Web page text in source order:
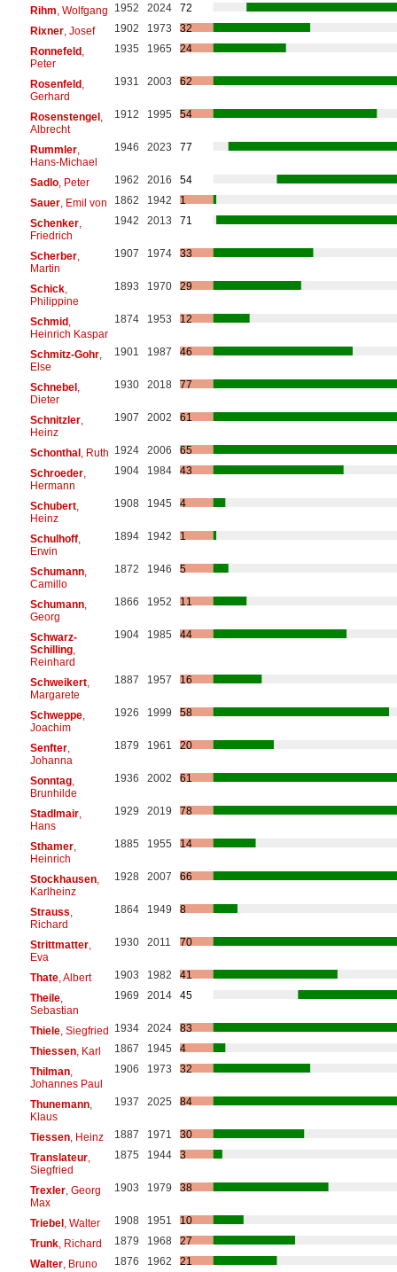
Rihm , Wolfgang 1952 2024
72
Rixner, Josef 1902 1973
32
Ronnefeld,
Peter
1935 1965 24
Rosenfeld,
Gerhard
1931 2003 62
Rosenstengel,
Albrecht
1912 1995 54
Rummler,
Hans-Michael
1946 2023 77
Sadlo, Peter 1962 2016
54
Sauer, Emil von 1862 1942
1
Schenker,
Friedrich
1942 2013 71
Scherber,
Martin
1907 1974 33
Schick,
Philippine
1893 1970 29
Schmid,
Heinrich Kaspar
1874 1953 12
Schmitz-Gohr,
Else
1901 1987 46
Schnebel,
Dieter
1930 2018 77
Schnitzler,
Heinz
1907 2002 61
Schonthal, Ruth 1924 2006
65
Schroeder,
Hermann
1904 1984 43
Schubert,
Heinz
1908 1945 4
Schulhoff,
Erwin
1894 1942 1
Schumann,
Camillo
1872 1946 5
Schumann,
Georg
1866 1952 11
Schwarz-
Schilling,
Reinhard
1904 1985 44
Schweikert,
Margarete
1887 1957 16
Schweppe,
Joachim
1926 1999 58
Senfter,
Johanna
1879 1961 20
Sonntag,
Brunhilde
1936 2002 61
Stadlmair,
Hans
1929 2019 78
Sthamer,
Heinrich
1885 1955 14
Stockhausen,
Karlheinz
1928 2007 66
Strauss
Richard
1864 1949 8
Strittmatter,
Eva
1930 2011 70
Thate, Albert 1903 1982
41
Theile,
Sebastian
1969 2014 45
Thiele, Siegfried 1934 2024
83
Thiessen, Karl 1867 1945
4
Thilman,
Johannes Paul
1906 1973 32
Thunemann,
Klaus
1937 2025 84
Tiessen, Heinz 1887 1971
30
Translateur,
Siegfried
1875 1944 3
Trexler, Georg
Max
1903 1979 38
Triebel, Walter 1908 1951
10
Trunk, Richard 1879 1968
27
Walter, Bruno 1876 1962 21